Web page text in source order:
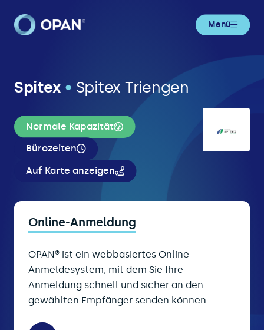
Menü
Spitex • Spitex Triengen
Normale Kapazität
Bürozeiten
Auf Karte anzeigen
Online-Anmeldung
OPAN® ist ein webbasiertes Online-
Anmeldesystem, mit dem Sie Ihre
Anmeldung schnell und sicher an den
gewählten Empfänger senden können.